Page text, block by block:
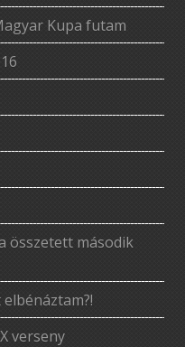
Kupa futam
összetett második
verseny